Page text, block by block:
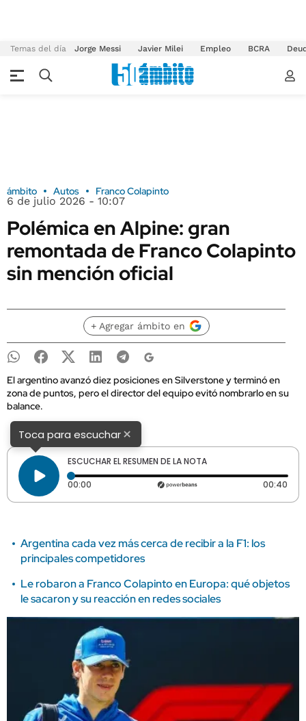
Temas del día Jorge Messi Javier Milei Empleo BCRA
ámbito Autos Franco Colapinto
6 de julio 2026 - 10:07
Polémica en Alpine: gran
remontada de Franco Colapinto
sin mención oficial
+ Agregar ámbito en
El argentino avanzó diez posiciones en Silverstone y terminó en
zona de puntos, pero el director del equipo evitó nombrarlo en su
balance.
Toca para escuchar×
ESCUCHAR EL RESUMEN DE LA NOTA
00:00 Tiempo transcurrido: 0 segundos 00:40
Argentina cada vez más cerca de recibir a la F1: los
principales competidores
Le robaron a Franco Colapinto en Europa: qué objetos
le sacaron y su reacción en redes sociales